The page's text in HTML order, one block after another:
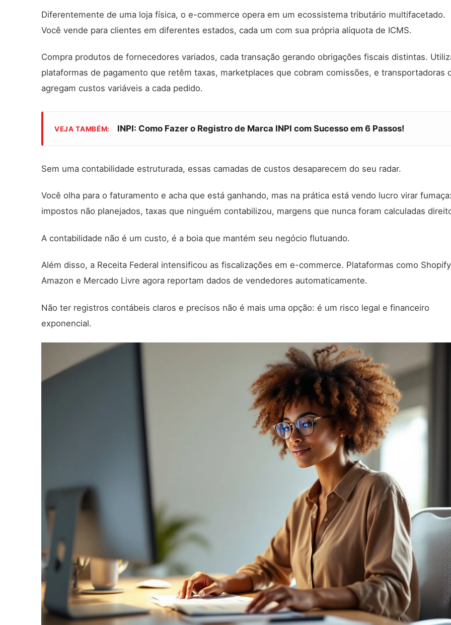
Diferentemente de uma loja física, o e-commerce opera em um ecossistema tributário multifacetado.
Você vende para clientes em diferentes estados, cada um com sua própria alíquota de ICMS.
Compra produtos de fornecedores variados, cada transação gerando obrigações fiscais distintas.
plataformas de pagamento que retêm taxas, marketplaces que cobram comissões, e transportadoras
agregam custos variáveis a cada pedido.
VEJA TAMBÉM: INPI: Como Fazer o Registro de Marca INPI com Sucesso em 6 Passos!
Sem uma contabilidade estruturada, essas camadas de custos desaparecem do seu radar.
Você olha para o faturamento e acha que está ganhando, mas na prática está vendo lucro virar
impostos não planejados, taxas que ninguém contabilizou, margens que nunca foram calculadas
A contabilidade não é um custo, é a boia que mantém seu negócio flutuando.
Além disso, a Receita Federal intensificou as fiscalizações em e-commerce. Plataformas como
Amazon e Mercado Livre agora reportam dados de vendedores automaticamente.
Não ter registros contábeis claros e precisos não é mais uma opção: é um risco legal e financeiro
exponencial.